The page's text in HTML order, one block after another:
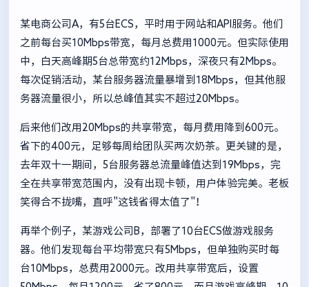
某电商公司A，有5台ECS，平时用于网站和API服务。他们
之前每台买10Mbps带宽，每月总费用1000元。但实际使用
中，白天高峰期5台总带宽约12Mbps，深夜只有2Mbps。
每次促销活动，某台服务器流量暴增到18Mbps，但其他服
务器流量很小，所以总峰值其实不超过20Mbps。
后来他们改用20Mbps的共享带宽，每月费用降到600元。
省下的400元，足够每周给团队买两次奶茶。更关键的是，
去年双十一期间，5台服务器总流量峰值达到19Mbps，完
全在共享带宽范围内，没有出现卡顿，用户体验完美。老板
笑得合不拢嘴，直呼"这钱省得太值了"！
再举个例子，某游戏公司B，部署了10台ECS做游戏服务
器。他们发现每台平均带宽只有5Mbps，但单独购买时每
台10Mbps，总费用2000元。改用共享带宽后，设置